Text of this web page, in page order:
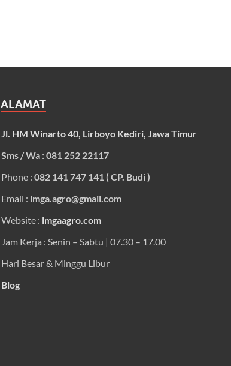
ALAMAT
Jl. HM Winarto 40, Lirboyo Kediri, Jawa Timur
Sms / Wa : 081 252 22117
Phone : 082 141 747 141 ( CP. Budi )
Email : lmga.agro@gmail.com
Website : lmgaagro.com
Jam Kerja : Senin – Sabtu | 07.30 – 17.00
Hari Besar & Minggu Libur
Blog